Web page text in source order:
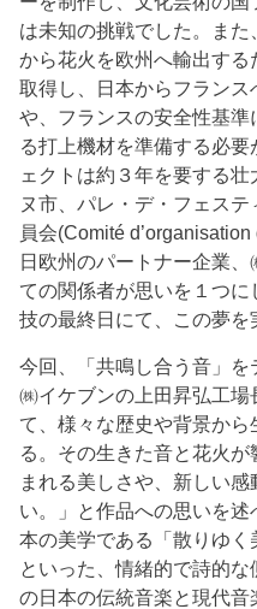
は未知の挑戦でした。ま
から花火を欧州へ輸出す
取得し、日本からフランス
や、フランスの安全性基
る打上機材を準備する必
ェクトは約３年を要する
ヌ市、パレ・デ・フェス
員会(Comité
日欧州のパートナー企業
ての関係者が思いを１つ
技の最終日にて、この夢を
今回、「共鳴し合う音」
㈱イケブンの上田昇弘工
て、様々な歴史や背景か
る。その生きた音と花火
まれる美しさや、新しい
い。」と作品への思いを述
本の美学である「散りゆく
といった、情緒的で詩的
の日本の伝統音楽と現代